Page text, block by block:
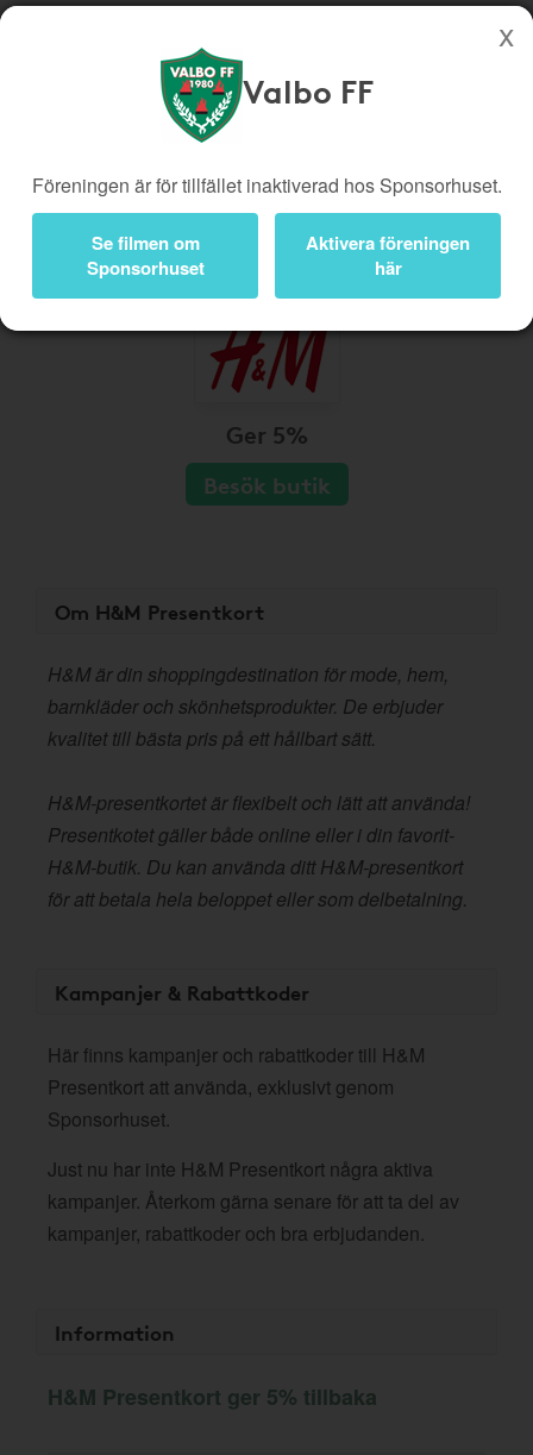
Köp genom denna sida stöttar Valbo FF
Presentkort
Kampanjer
Bli medlem
Logga in
Valbo FF
Föreningen är för tillfället inaktiverad hos Sponsorhuset.
Se filmen om
Sponsorhuset
Aktivera föreningen
här
Ger 5%
Besök butik
Om H&M Presentkort
H&M är din shoppingdestination för mode, hem,
barnkläder och skönhetsprodukter. De erbjuder
kvalitet till bästa pris på ett hållbart sätt.
H&M-presentkortet är flexibelt och lätt att använda!
Presentkotet gäller både online eller i din favorit-
H&M-butik. Du kan använda ditt H&M-presentkort
för att betala hela beloppet eller som delbetalning.
Kampanjer & Rabattkoder
Här finns kampanjer och rabattkoder till H&M
Presentkort att använda, exklusivt genom
Sponsorhuset.
Just nu har inte H&M Presentkort några aktiva
kampanjer. Återkom gärna senare för att ta del av
kampanjer, rabattkoder och bra erbjudanden.
Information
H&M Presentkort ger 5% tillbaka